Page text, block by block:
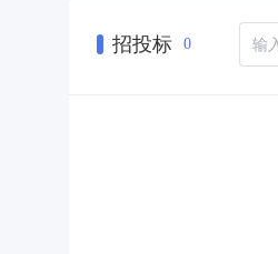
招投标 0